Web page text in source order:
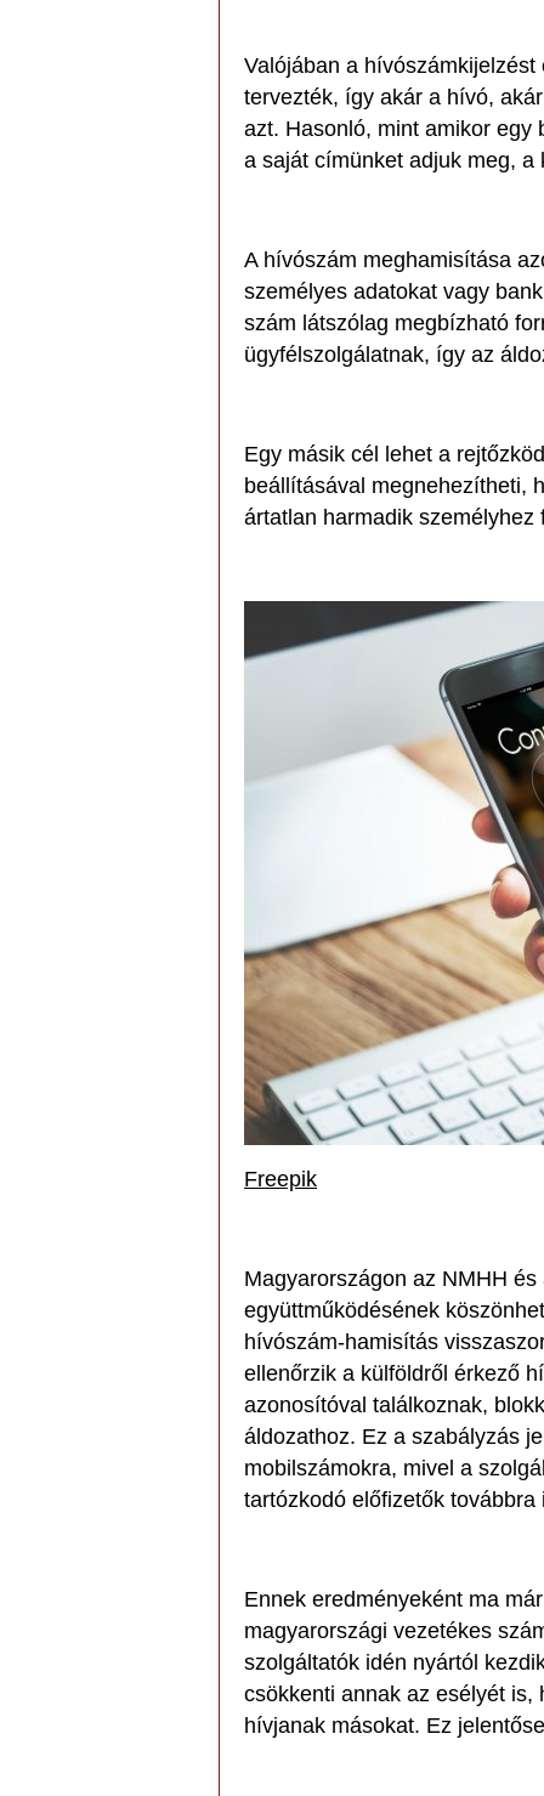
Valójában a
tervezték, így akár a hívó,
azt. Hasonló, mint amikor egy
a saját címünket adjuk meg,
A hívószám meghamisítása
személyes adatokat vagy
szám látszólag megbízható
ügyfélszolgálatnak, így az
Egy másik cél lehet a
beállításával megnehezítheti,
ártatlan harmadik
Freepik
Magyarországon az NMHH
együttműködésének
hívószám-hamisítás
ellenőrzik a külföldről érkező
azonosítóval találkoznak,
áldozathoz. Ez a szabályzás
mobilszámokra, mivel a
tartózkodó előfizetők
Ennek eredményeként ma
magyarországi vezetékes
szolgáltatók idén nyártól
csökkenti annak az esélyét is,
hívjanak másokat. Ez